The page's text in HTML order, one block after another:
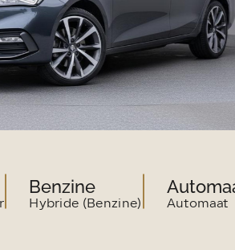
Benzine
Hybride (Benzine) Automaat